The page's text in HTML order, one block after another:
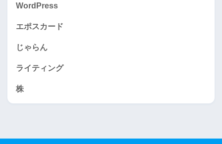
WordPress
エポスカード
じゃらん
ライティング
株